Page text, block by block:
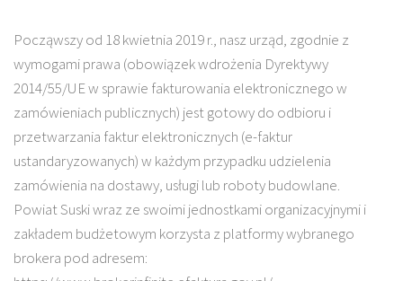
Począwszy od 18 kwietnia 2019 r., nasz urząd, zgodnie z
wymogami prawa (obowiązek wdrożenia Dyrektywy
2014/55/UE w sprawie fakturowania elektronicznego w
zamówieniach publicznych) jest gotowy do odbioru i
przetwarzania faktur elektronicznych (e-faktur
ustandaryzowanych) w każdym przypadku udzielenia
zamówienia na dostawy, usługi lub roboty budowlane.
Powiat Suski wraz ze swoimi jednostkami organizacyjnymi i
zakładem budżetowym korzysta z platformy wybranego
brokera pod adresem: